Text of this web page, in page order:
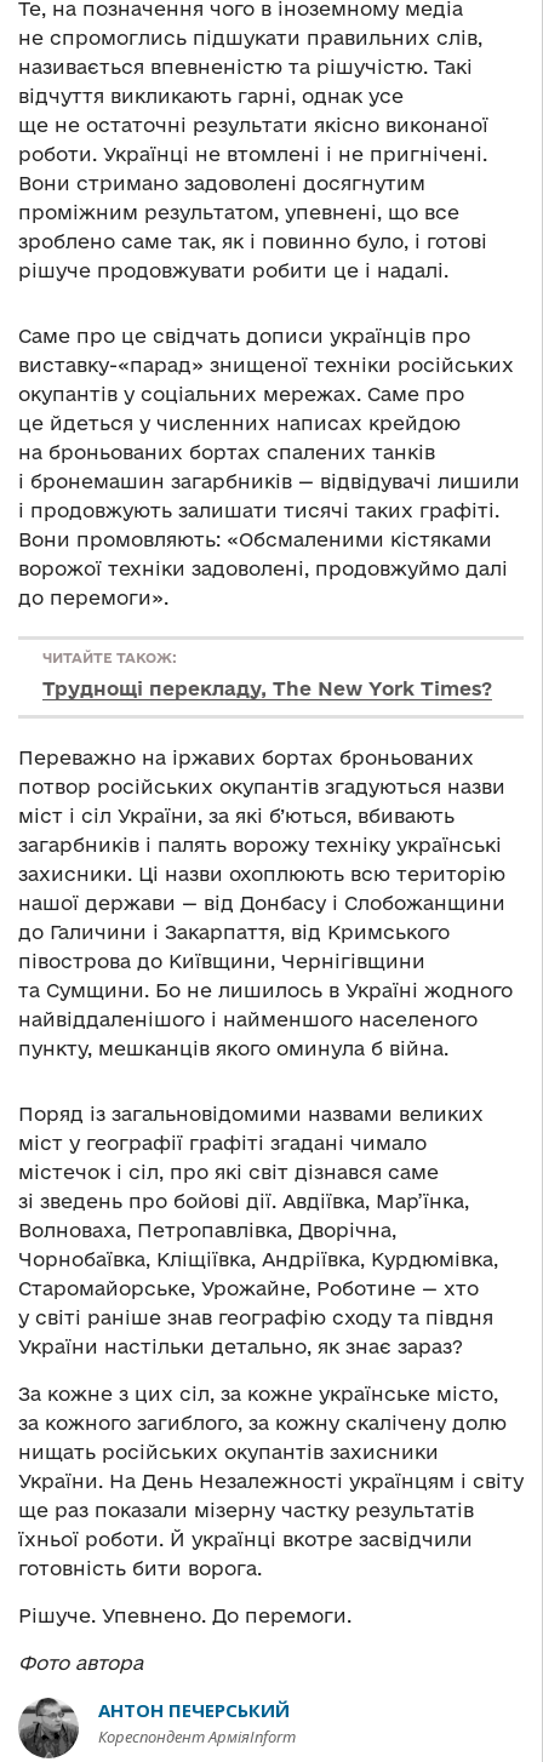
Те, на позначення чого в іноземному медіа
не спромоглись підшукати правильних слів,
називається впевненістю та рішучістю. Такі
відчуття викликають гарні, однак усе
ще не остаточні результати якісно виконаної
роботи. Українці не втомлені і не пригнічені.
Вони стримано задоволені досягнутим
проміжним результатом, упевнені, що все
зроблено саме так, як і повинно було, і готові
рішуче продовжувати робити це і надалі.
Саме про це свідчать дописи українців про
виставку-«парад» знищеної техніки російських
окупантів у соціальних мережах. Саме про
це йдеться у численних написах крейдою
на броньованих бортах спалених танків
і бронемашин загарбників — відвідувачі лишили
і продовжують залишати тисячі таких графіті.
Вони промовляють: «Обсмаленими кістяками
ворожої техніки задоволені, продовжуймо далі
до перемоги».
ЧИТАЙТЕ ТАКОЖ:
Труднощі перекладу, The New York Times?
Переважно на іржавих бортах броньованих
потвор російських окупантів згадуються назви
міст і сіл України, за які б’ються, вбивають
загарбників і палять ворожу техніку українські
захисники. Ці назви охоплюють всю територію
нашої держави — від Донбасу і Слобожанщини
до Галичини і Закарпаття, від Кримського
півострова до Київщини, Чернігівщини
та Сумщини. Бо не лишилось в Україні жодного
найвіддаленішого і найменшого населеного
пункту, мешканців якого оминула б війна.
Поряд із загальновідомими назвами великих
міст у географії графіті згадані чимало
містечок і сіл, про які світ дізнався саме
зі зведень про бойові дії. Авдіївка, Мар’їнка,
Волноваха, Петропавлівка, Дворічна,
Чорнобаївка, Кліщіївка, Андріївка, Курдюмівка,
Старомайорське, Урожайне, Роботине — хто
у світі раніше знав географію сходу та півдня
України настільки детально, як знає зараз?
За кожне з цих сіл, за кожне українське місто,
за кожного загиблого, за кожну скалічену долю
нищать російських окупантів захисники
України. На День Незалежності українцям і світу
ще раз показали мізерну частку результатів
їхньої роботи. Й українці вкотре засвідчили
готовність бити ворога.
Рішуче. Упевнено. До перемоги.
Фото автора
АНТОН ПЕЧЕРСЬКИЙ
Кореспондент АрміяInform